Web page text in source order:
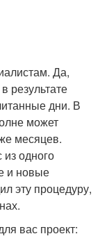
Да,
результате
дни. В
может
месяцев.
одного
и новые
эту процедуру,
вас проект: